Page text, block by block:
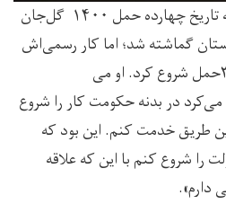
به اساس حکم شماره ۱۸۳ به تاریخ چهارده حمل ۱۴۰۰ گل‌جان
گماشته شد؛ اما کار رسمی‌اش
را به‌حیث ولسوال به تاریخ ۳۱حمل شروع کرد. او می
در بدنه حکومت کار را شروع
این طریق خدمت کنم. این بود که
را شروع کنم با این که علاقه
دارم».